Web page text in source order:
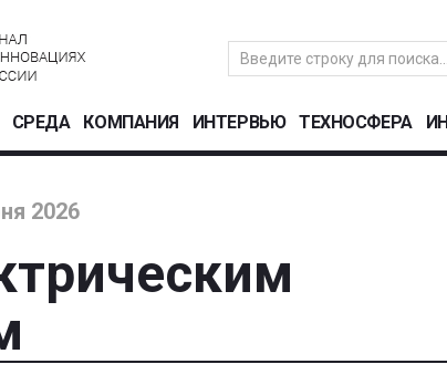
СРЕДА КОМПАНИЯ ИНТЕРВЬЮ ТЕХНОСФЕРА
2026